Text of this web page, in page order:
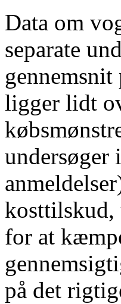
Data om
separate
ligger lidt
undersøger
kosttilskud,
for at
på det